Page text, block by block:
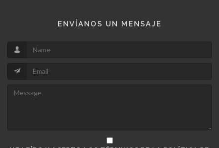
ENVÍANOS UN MENSAJE